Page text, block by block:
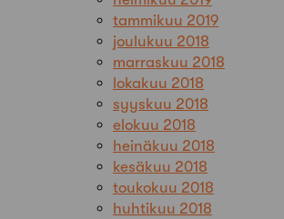
tammikuu 2019
joulukuu 2018
marraskuu 2018
lokakuu 2018
syyskuu 2018
elokuu 2018
heinäkuu 2018
kesäkuu 2018
toukokuu 2018
huhtikuu 2018